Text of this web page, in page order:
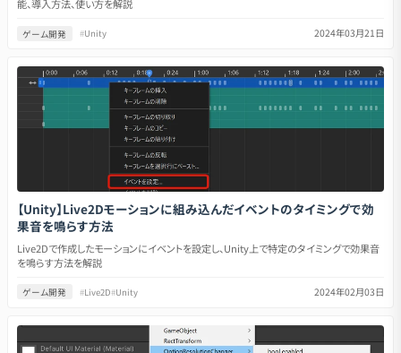
能、導入方法、使い方を解説
ゲーム開発 #Unity 2024年03月21日
【Unity】Live2Dモーションに組み込んだイベントのタイミングで効
果音を鳴らす方法
Live2Dで作成したモーションにイベントを設定し、Unity上で特定のタイミングで効果音
を鳴らす方法を解説
ゲーム開発 #Live2D#Unity 2024年02月03日